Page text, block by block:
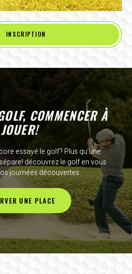
INSCRIPTION
COMMENCER À
JOUER!
essayé le golf? Plus qu’une
découvrez le golf en vous
journées découvertes.
UNE PLACE